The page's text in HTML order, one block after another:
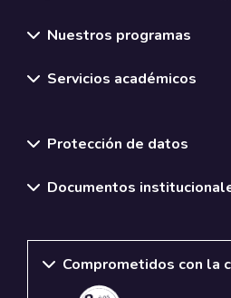
Nuestros programas
Servicios académicos
Protección de datos
Documentos
Comprometidos con la